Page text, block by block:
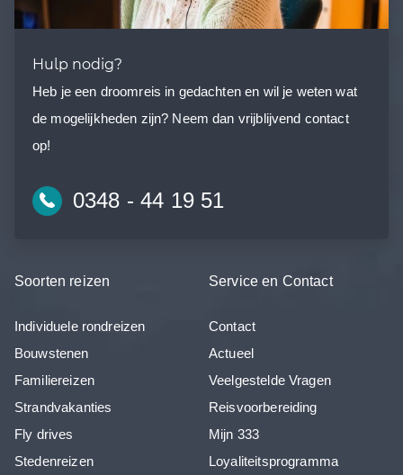
Hulp nodig?
Heb je een droomreis in gedachten en wil je weten wat
de mogelijkheden zijn? Neem dan vrijblijvend contact
op!
0348 - 44 19 51
Soorten reizen
Individuele rondreizen
Bouwstenen
Familiereizen
Strandvakanties
Fly drives
Stedenreizen
Service en Contact
Contact
Actueel
Veelgestelde Vragen
Reisvoorbereiding
Mijn 333
Loyaliteitsprogramma